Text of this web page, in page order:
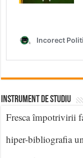
INSTRUMENT DE STUDIU
Fresca împotrivirii
hiper-bibliografia